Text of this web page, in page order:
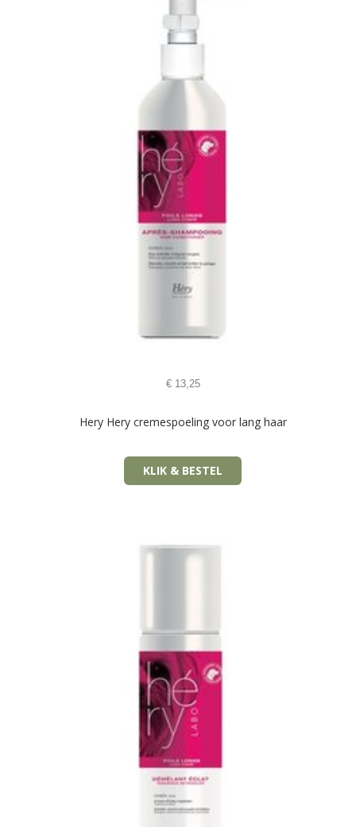
€13,25
Hery Hery cremespoeling voor lang haar
KLIK & BESTEL